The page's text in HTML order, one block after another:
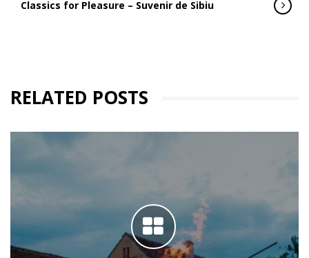
Classics for Pleasure – Suvenir de Sibiu
RELATED POSTS